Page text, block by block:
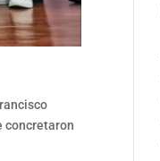
concretaron